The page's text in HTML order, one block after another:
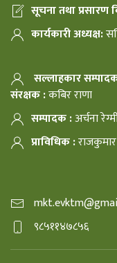
सूचना तथा प्रसारण
कार्यकारी अध्यक्ष:
सल्लाहकार
संरक्षक :कबिर राणा
सम्पादक :अर्चना
प्राविधिक :
९८५११४७८५६